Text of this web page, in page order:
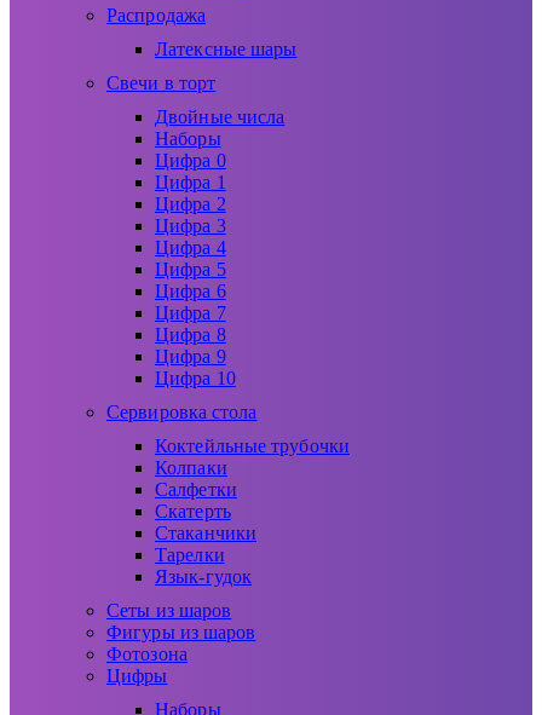
Распродажа
Латексные шары
Свечи в торт
Двойные числа
Наборы
Цифра 0
Цифра 1
Цифра 2
Цифра 3
Цифра 4
Цифра 5
Цифра 6
Цифра 7
Цифра 8
Цифра 9
Цифра 10
Сервировка стола
Коктейльные трубочки
Колпаки
Салфетки
Скатерть
Стаканчики
Тарелки
Язык-гудок
Сеты из шаров
Фигуры из шаров
Фотозона
Цифры
Наборы